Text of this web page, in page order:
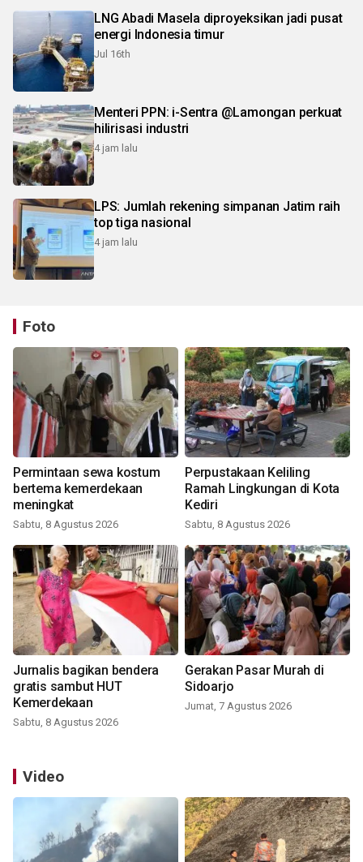
LNG Abadi Masela diproyeksikan jadi pusat
energi Indonesia timur
Jul 16th
Menteri PPN: i-Sentra @Lamongan perkuat
hilirisasi industri
4 jam lalu
LPS: Jumlah rekening simpanan Jatim raih
top tiga nasional
4 jam lalu
Foto
Permintaan sewa kostum
bertema kemerdekaan
meningkat
Sabtu, 8 Agustus 2026
Perpustakaan Keliling
Ramah Lingkungan di Kota
Kediri
Sabtu, 8 Agustus 2026
Jurnalis bagikan bendera
gratis sambut HUT
Kemerdekaan
Sabtu, 8 Agustus 2026
Gerakan Pasar Murah di
Sidoarjo
Jumat, 7 Agustus 2026
Video